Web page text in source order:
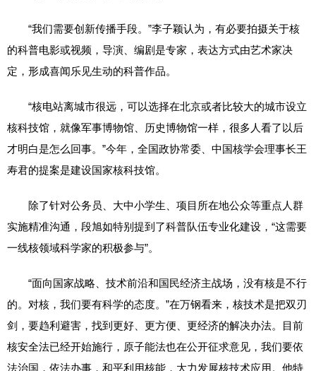
“我们需要创新传播手段。”李子颖认为，有必要拍摄关于核
的科普电影或视频，导演、编剧是专家，表达方式由艺术家决
定，形成喜闻乐见生动的科普作品。
“核电站离城市很远，可以选择在北京或者比较大的城市设立
核科技馆，就像军事博物馆、历史博物馆一样，很多人看了以后
才明白是怎么回事。”今年，全国政协常委、中国核学会理事长王
寿君的提案是建设国家核科技馆。
除了针对公务员、大中小学生、项目所在地公众等重点人群
实施精准沟通，段旭如特别提到了科普队伍专业化建设，“这需要
一线核领域科学家的积极参与”。
“面向国家战略、技术前沿和国民经济主战场，没有核是不行
的。对核，我们要有科学的态度。”在万钢看来，核技术是把双刃
剑，要趋利避害，找到更好、更方便、更经济的解决办法。目前
核安全法已经开始施行，原子能法也在公开征求意见，我们要依
法治国，依法办事，和平利用核能，大力发展核技术应用。他特